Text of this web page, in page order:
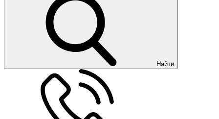
Найти